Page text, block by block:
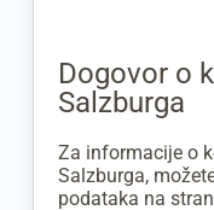
Dogovor o
Salzburga
Za informacije o
Salzburga,
podataka na